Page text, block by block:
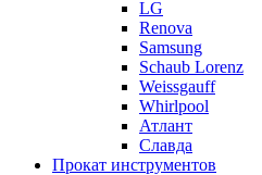
LG
Renova
Samsung
Schaub Lorenz
Weissgauff
Whirlpool
Атлант
Славда
Прокат инструментов